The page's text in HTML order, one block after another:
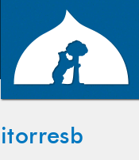
itorresb